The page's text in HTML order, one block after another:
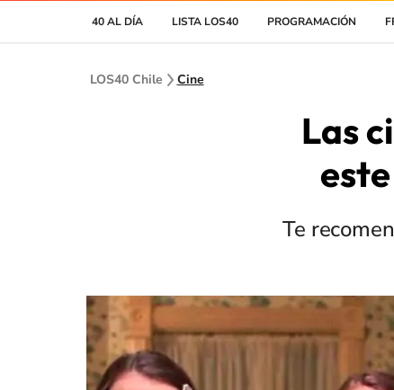
40 AL DÍA LISTA LOS40 PROGRAMACIÓN
LOS40 Chile Cine
Las
Te